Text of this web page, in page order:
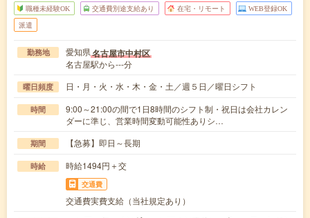
職種未経験OK 交通費別途支給あり 在宅・リモート WEB登録OK
派遣
勤務地 愛知県名古屋市中村区
名古屋駅から---分
曜日頻度 日・月・火・水・木・金・土／週５日／曜日シフト
時間
9:00～21:00の間で1日8時間のシフト制・祝日は会社カレン
ダーに準じ、営業時間変動可能性ありシ…
期間 【急募】即日～長期
時給 時給1494円＋交
交通費
交通費実費支給（当社規定あり）